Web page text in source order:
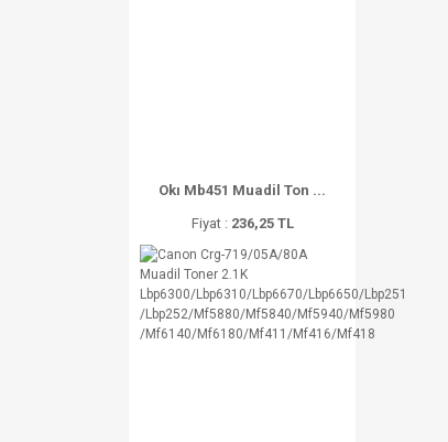
Okı Mb451 Muadil Ton ...
Fiyat : 236,25 TL